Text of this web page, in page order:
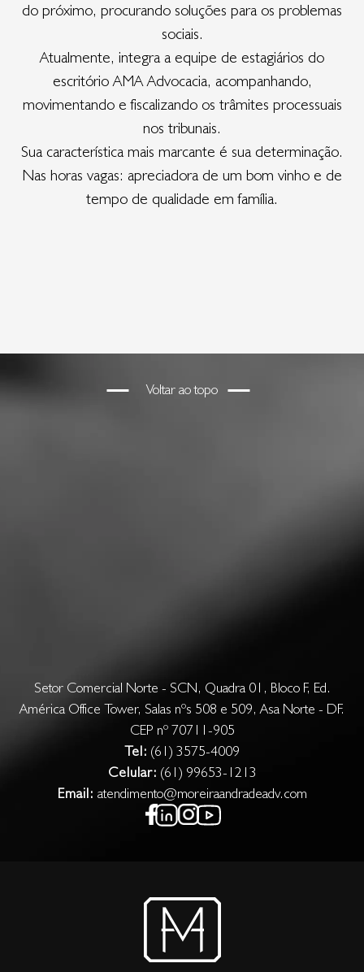
do próximo, procurando soluções para os problemas
sociais.
Atualmente, integra a equipe de estagiários do
escritório AMA Advocacia, acompanhando,
movimentando e fiscalizando os trâmites processuais
nos tribunais.
Sua característica mais marcante é sua determinação.
Nas horas vagas: apreciadora de um bom vinho e de
tempo de qualidade em família.
Voltar ao topo
Setor Comercial Norte - SCN, Quadra 01, Bloco F, Ed.
América Office Tower, Salas nºs 508 e 509, Asa Norte - DF.
CEP nº 70711-905
Tel: (61) 3575-4009
Celular: (61) 99653-1213
Email: atendimento@moreiraandradeadv.com